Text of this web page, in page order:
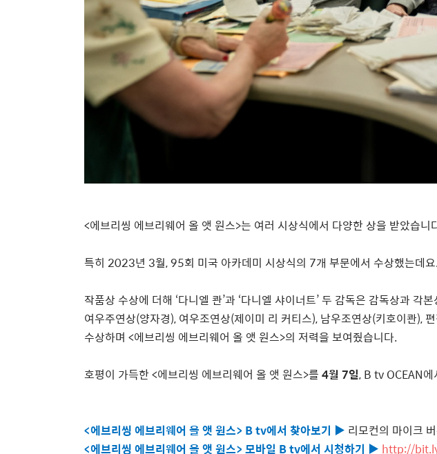
<에브리씽 에브리웨어 올 앳 원스>는 여러 시상식에서 다양한 상을 받았습니
특히 2023년 3월, 95회 미국 아카데미 시상식의 7개 부문에서 수상했는데요
작품상 수상에 더해 ‘다니엘 콴’과 ‘다니엘 샤이너트’두 감독은 감독상과 각
여우주연상(양자경), 여우조연상(제이미 리 커티스), 남우조연상(키호이콴),
수상하며 <에브리씽 에브리웨어 올 앳 원스>의 저력을 보여줬습니다.
호평이 가득한<에브리씽 에브리웨어 올 앳 원스>를 4월 7일, B tv OCEAN
<에브리씽 에브리웨어 올 앳 원스> B tv에서 찾아보기 ▶ 리모컨의 마이크
<에브리씽 에브리웨어 올 앳 원스> 모바일 B tv에서 시청하기 ▶ http://